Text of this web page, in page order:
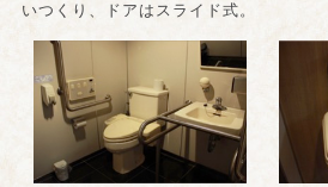
いつくり、ドアはスライド式。